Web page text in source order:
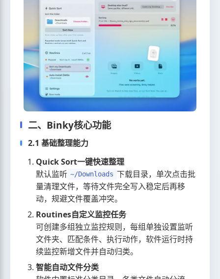
二、Binky核心功能
2.1 基础整理能力
Quick Sort一键快速整理
默认监听 ~/Downloads 下载目录，单次点击批
量清理文件，等待文件完全写入稳定后再移
动，规避文件覆盖冲突。
Routines自定义监控任务
可创建多组独立监控规则，每组单独设置监听
文件夹、匹配条件、执行动作，软件运行时持
续监控新增文件并自动归类。
智能自动文件分类